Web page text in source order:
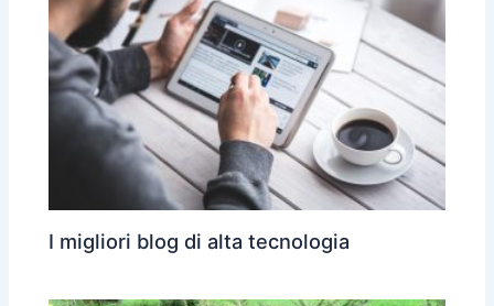
I migliori blog di alta tecnologia